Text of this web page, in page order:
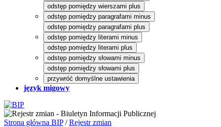
odstęp pomiędzy wierszami plus
odstęp pomiędzy paragrafami minus
odstęp pomiędzy paragrafami plus
odstęp pomiędzy literami minus
odstęp pomiędzy literami plus
odstęp pomiędzy słowami minus
odstęp pomiędzy słowami plus
przywróć domyślne ustawienia
język migowy
Strona główna BIP/Rejestr zmian